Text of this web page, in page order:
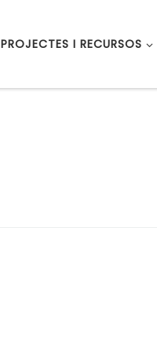
PROJECTES I RECURSOS